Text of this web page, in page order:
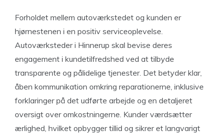
Forholdet mellem autoværkstedet og kunden er
hjørnestenen i en positiv serviceoplevelse.
Autoværksteder i Hinnerup skal bevise deres
engagement i kundetilfredshed ved at tilbyde
transparente og pålidelige tjenester. Det betyder klar,
åben kommunikation omkring reparationerne, inklusive
forklaringer på det udførte arbejde og en detaljeret
oversigt over omkostningerne. Kunder værdsætter
ærlighed, hvilket opbygger tillid og sikrer et langvarigt